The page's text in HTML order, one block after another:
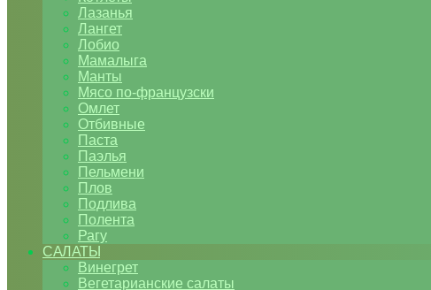
Лазанья
Лангет
Лобио
Мамалыга
Манты
Мясо по-французски
Омлет
Отбивные
Паста
Паэлья
Пельмени
Плов
Подлива
Полента
Рагу
САЛАТЫ
Винегрет
Вегетарианские салаты